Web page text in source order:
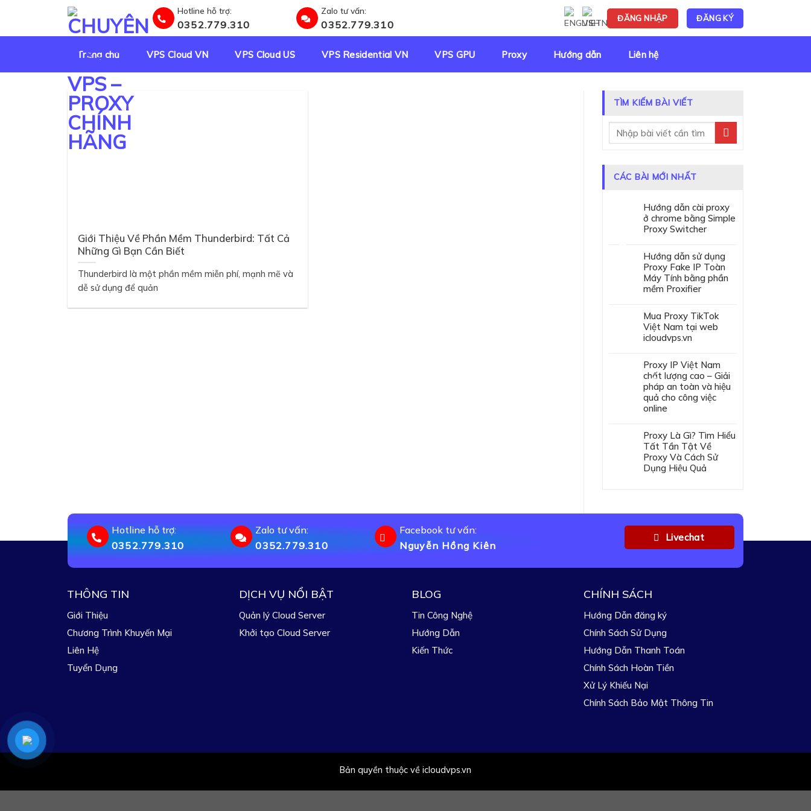
content
Hotline hỗ trợ:
0352.779.310
Zalo tư vấn:
0352.779.310
ĐĂNG NHẬP ĐĂNG KÝ
Trang chủ VPS Cloud VN VPS Cloud US VPS Residential VN VPS GPU Proxy Hướng dẫn Liên hệ
❅
Giới Thiệu Về Phần Mềm Thunderbird: Tất Cả
Những Gì Bạn Cần Biết
Thunderbird là một phần mềm miễn phí, mạnh mẽ và
dễ sử dụng để quản
TÌM KIẾM BÀI VIẾT
CÁC BÀI MỚI NHẤT
Hướng dẫn cài proxy
ở chrome bằng Simple
Proxy Switcher
Hướng dẫn sử dụng
Proxy Fake IP Toàn
Máy Tính bằng phần
mềm Proxifier
Mua Proxy TikTok
Việt Nam tại web
icloudvps.vn
Proxy IP Việt Nam
chất lượng cao – Giải
pháp an toàn và hiệu
quả cho công việc
online
Proxy Là Gì? Tìm Hiểu
Tất Tần Tật Về
Proxy Và Cách Sử
Dụng Hiệu Quả
Hotline hỗ trợ:
0352.779.310
Zalo tư vấn:
0352.779.310
Facebook tư vấn:
Nguyễn Hồng Kiên
Livechat
THÔNG TIN
Giới Thiệu
Chương Trình Khuyến Mại
Liên Hệ
Tuyển Dụng
DỊCH VỤ NỔI BẬT
Quản lý Cloud Server
Khởi tạo Cloud Server
BLOG
Tin Công Nghệ
Hướng Dẫn
Kiến Thức
CHÍNH SÁCH
Hướng Dẫn đăng ký
Chính Sách Sử Dụng
Hướng Dẫn Thanh Toán
Chính Sách Hoàn Tiền
Xử Lý Khiếu Nại
Chính Sách Bảo Mật Thông Tin
Bản quyền thuộc về icloudvps.vn